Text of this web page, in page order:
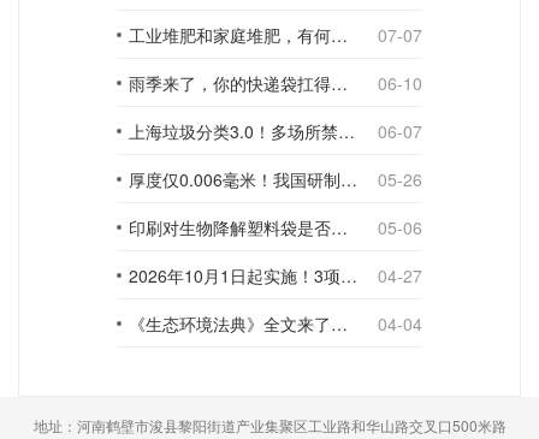
工业堆肥和家庭堆肥，有何不同？
07-07
雨季来了，你的快递袋扛得住吗？
06-10
上海垃圾分类3.0！多场所禁止使用一次性塑料袋；推动快递包装绿色转型
06-07
厚度仅0.006毫米！我国研制出超薄型全生物降解渗水地膜
05-26
印刷对生物降解塑料袋是否构成影响？
05-06
2026年10月1日起实施！3项生物降解能力检测新国标
04-27
《生态环境法典》全文来了！降解材料、生物基应用与包装环保规范
04-04
地址：河南鹤壁市浚县黎阳街道产业集聚区工业路和华山路交叉口500米路